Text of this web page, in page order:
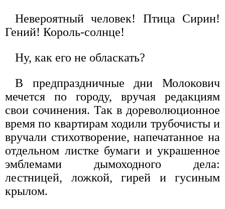
Невероятный человек! Птица Сирин!
Гений! Король-солнце!
Ну, как его не обласкать?
В предпраздничные дни Молокович
мечется по городу, вручая редакциям
свои сочинения. Так в дореволюционное
время по квартирам ходили трубочисты и
вручали стихотворение, напечатанное на
отдельном листке бумаги и украшенное
эмблемами дымоходного дела:
лестницей, ложкой, гирей и гусиным
крылом.